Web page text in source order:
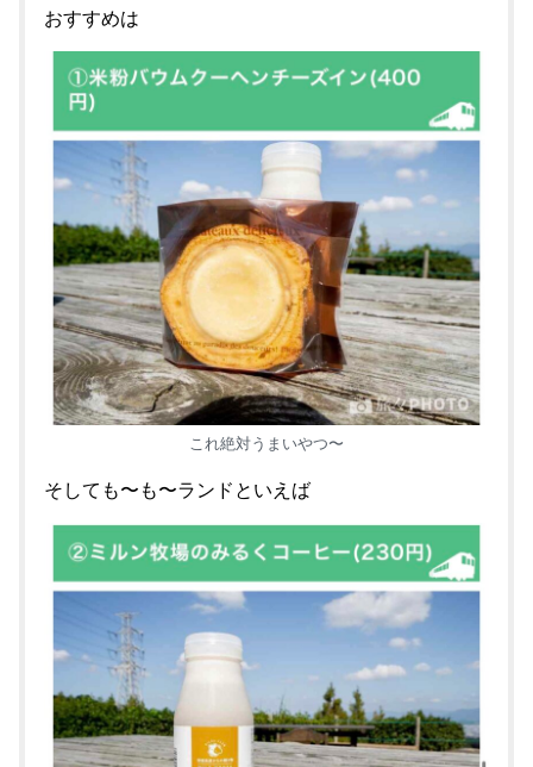
おすすめは
これ絶対うまいやつ〜
そしても〜も〜ランドといえば